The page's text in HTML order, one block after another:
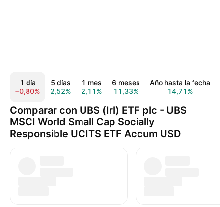
1 día
−0,80%
5 días
2,52%
1 mes
2,11%
6 meses
11,33%
Año hasta la fecha
14,71%
Comparar con UBS (Irl) ETF plc - UBS
MSCI World Small Cap Socially
Responsible UCITS ETF Accum USD